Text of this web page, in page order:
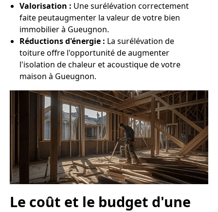
Valorisation : Une surélévation correctement
faite peutaugmenter la valeur de votre bien
immobilier à Gueugnon.
Réductions d'énergie : La surélévation de
toiture offre l'opportunité de augmenter
l'isolation de chaleur et acoustique de votre
maison à Gueugnon.
Le coût et le budget d'une